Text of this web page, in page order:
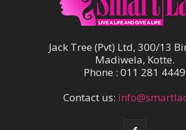
Jack Tree (Pvt) Ltd, 300/13
Madiwela, Kotte.
Phone : 011 281 4449
Contact us: